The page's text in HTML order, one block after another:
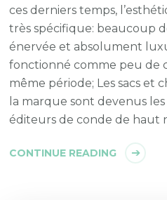
ces derniers temps,
très spécifique: beaucoup
énervée et absolument
fonctionné comme peu de
même période; Les sacs et
la marque sont devenus
éditeurs de conde de haut
CONTINUE READING